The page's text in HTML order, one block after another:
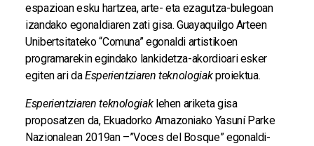
espazioan esku hartzea, arte- eta ezagutza-bulegoan
izandako egonaldiaren zati gisa. Guayaquilgo Arteen
Unibertsitateko “Comuna” egonaldi artistikoen
programarekin egindako lankidetza-akordioari esker
egiten ari daEsperientziaren teknologiakproiektua.
Esperientziaren teknologiaklehen ariketa gisa
proposatzen da, Ekuadorko Amazoniako Yasuní Parke
Nazionalean 2019an –”Voces del Bosque” egonaldi-